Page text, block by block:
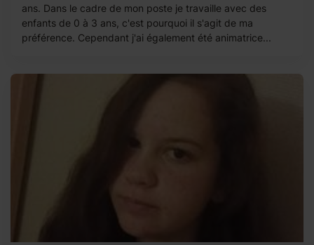
ans. Dans le cadre de mon poste je travaille avec des
enfants de 0 à 3 ans, c'est pourquoi il s'agit de ma
préférence. Cependant j'ai également été animatrice...